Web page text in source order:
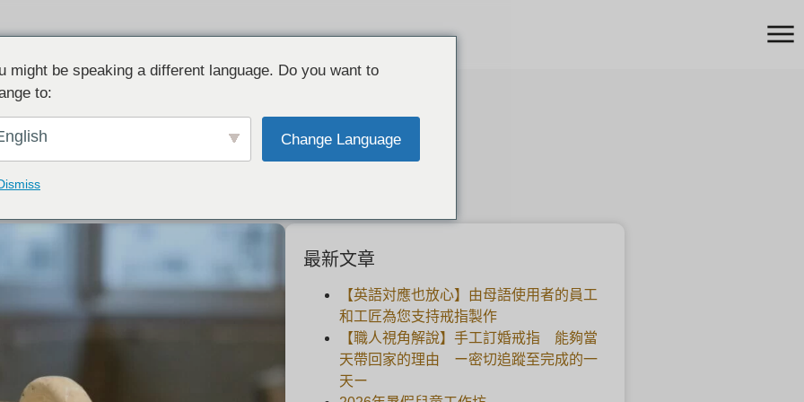
而不简单的茶杯：工匠价值的故事。
最新文章
【英語対應也放心】由母語使用者的員工
和工匠為您支持戒指製作
【職人視角解說】手工訂婚戒指 能夠當
天帶回家的理由 ー密切追蹤至完成的一
天ー
might be speaking a different language. Do you want to
to:
Change Language